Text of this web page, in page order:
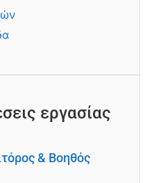
εργασίας
& Βοηθός